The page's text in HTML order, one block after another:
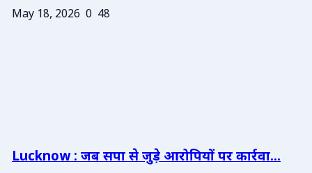
May 18, 2026 0 48
Lucknow : जब सपा से जुड़े आरोपियों पर कार्रवा...